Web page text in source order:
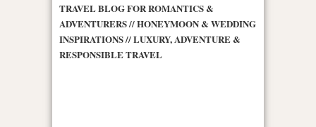
TRAVEL BLOG FOR ROMANTICS &
ADVENTURERS // HONEYMOON & WEDDING
INSPIRATIONS // LUXURY, ADVENTURE &
RESPONSIBLE TRAVEL